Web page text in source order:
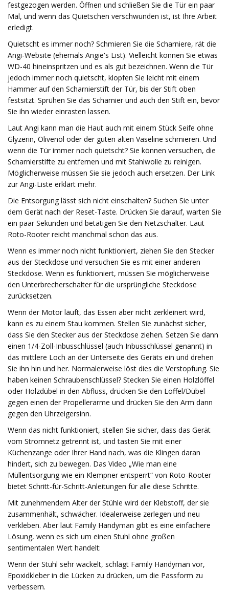
festgezogen werden. Öffnen und schließen Sie die Tür ein paar
Mal, und wenn das Quietschen verschwunden ist, ist Ihre Arbeit
erledigt.
Quietscht es immer noch? Schmieren Sie die Scharniere, rät die
Angi-Website (ehemals Angie's List). Vielleicht können Sie etwas
WD-40 hineinspritzen und es als gut bezeichnen. Wenn die Tür
jedoch immer noch quietscht, klopfen Sie leicht mit einem
Hammer auf den Scharnierstift der Tür, bis der Stift oben
festsitzt. Sprühen Sie das Scharnier und auch den Stift ein, bevor
Sie ihn wieder einrasten lassen.
Laut Angi kann man die Haut auch mit einem Stück Seife ohne
Glyzerin, Olivenöl oder der guten alten Vaseline schmieren. Und
wenn die Tür immer noch quietscht? Sie können versuchen, die
Scharnierstifte zu entfernen und mit Stahlwolle zu reinigen.
Möglicherweise müssen Sie sie jedoch auch ersetzen. Der Link
zur Angi-Liste erklärt mehr.
Die Entsorgung lässt sich nicht einschalten? Suchen Sie unter
dem Gerät nach der Reset-Taste. Drücken Sie darauf, warten Sie
ein paar Sekunden und betätigen Sie den Netzschalter. Laut
Roto-Rooter reicht manchmal schon das aus.
Wenn es immer noch nicht funktioniert, ziehen Sie den Stecker
aus der Steckdose und versuchen Sie es mit einer anderen
Steckdose. Wenn es funktioniert, müssen Sie möglicherweise
den Unterbrecherschalter für die ursprüngliche Steckdose
zurücksetzen.
Wenn der Motor läuft, das Essen aber nicht zerkleinert wird,
kann es zu einem Stau kommen. Stellen Sie zunächst sicher,
dass Sie den Stecker aus der Steckdose ziehen. Setzen Sie dann
einen 1/4-Zoll-Inbusschlüssel (auch Inbusschlüssel genannt) in
das mittlere Loch an der Unterseite des Geräts ein und drehen
Sie ihn hin und her. Normalerweise löst dies die Verstopfung. Sie
haben keinen Schraubenschlüssel? Stecken Sie einen Holzlöffel
oder Holzdübel in den Abfluss, drücken Sie den Löffel/Dübel
gegen einen der Propellerarme und drücken Sie den Arm dann
gegen den Uhrzeigersinn.
Wenn das nicht funktioniert, stellen Sie sicher, dass das Gerät
vom Stromnetz getrennt ist, und tasten Sie mit einer
Küchenzange oder Ihrer Hand nach, was die Klingen daran
hindert, sich zu bewegen. Das Video „Wie man eine
Müllentsorgung wie ein Klempner entsperrt“ von Roto-Rooter
bietet Schritt-für-Schritt-Anleitungen für alle diese Schritte.
Mit zunehmendem Alter der Stühle wird der Klebstoff, der sie
zusammenhält, schwächer. Idealerweise zerlegen und neu
verkleben. Aber laut Family Handyman gibt es eine einfachere
Lösung, wenn es sich um einen Stuhl ohne großen
sentimentalen Wert handelt:
Wenn der Stuhl sehr wackelt, schlägt Family Handyman vor,
Epoxidkleber in die Lücken zu drücken, um die Passform zu
verbessern.